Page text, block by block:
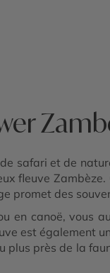
safari et de
fleuve Zambèze.
promet des
canoë, vous
est également
plus près de la